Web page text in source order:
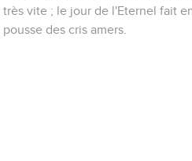
très vite ; le jour de l'Eternel fait
pousse des cris amers.